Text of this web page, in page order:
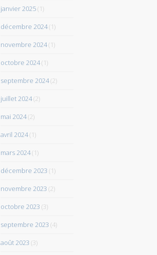
janvier 2025(1)
décembre 2024(1)
novembre 2024(1)
octobre 2024(1)
septembre 2024(2)
juillet 2024(2)
mai 2024(2)
avril 2024(1)
mars 2024(1)
décembre 2023 (1)
novembre 2023 (2)
octobre 2023 (3)
septembre 2023 (4)
août 2023 (3)